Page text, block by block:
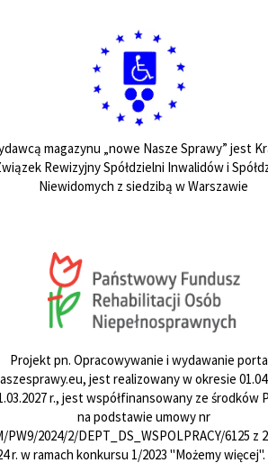
magazynu „nowe Nasze Sprawy” jest
Rewizyjny Spółdzielni Inwalidów i
Niewidomych z siedzibą w Warszawie
Projekt pn. Opracowywanie i wydawanie
jest realizowany w okresie
r., jest współfinansowany ze środków
na podstawie umowy nr
PW9/2024/2/DEPT_DS_WSPOLPRACY/6125 z
r. w ramach konkursu 1/2023 "Możemy więcej".